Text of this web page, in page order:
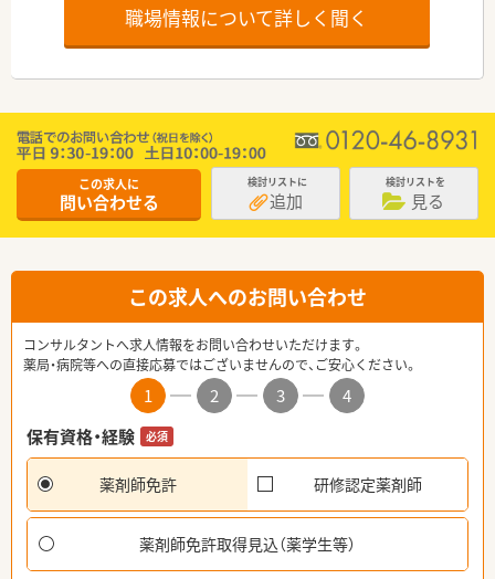
職場情報について詳しく聞く
この求人に
問い合わせる
検討リストに
追加
検討リストを
見る
この求人へのお問い合わせ
コンサルタントへ求人情報をお問い合わせいただけます。
薬局・病院等への直接応募ではございませんので、ご安心ください。
1 2 3
4
保有資格・経験
必須
薬剤師免許 研修認定薬剤師
薬剤師免許取得見込（薬学生等）